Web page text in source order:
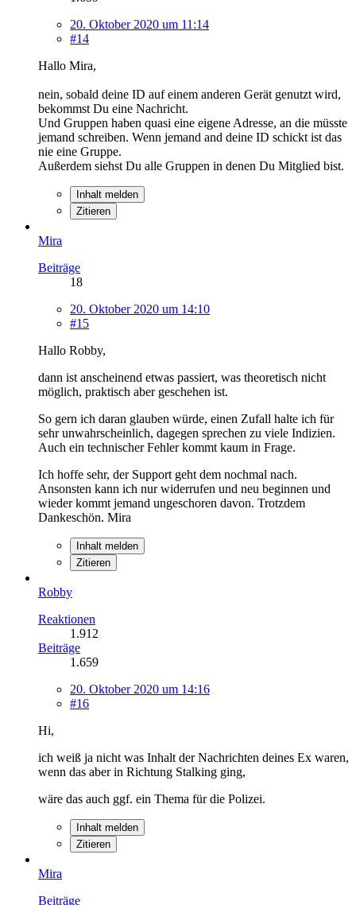
20. Oktober 2020 um 11:14
#14
Hallo Mira,
nein, sobald deine ID auf einem anderen Gerät genutzt wird,
bekommst Du eine Nachricht.
Und Gruppen haben quasi eine eigene Adresse, an die müsste
jemand schreiben. Wenn jemand and deine ID schickt ist das
nie eine Gruppe.
Außerdem siehst Du alle Gruppen in denen Du Mitglied bist.
Inhalt melden
Zitieren
Mira
Beiträge
18
20. Oktober 2020 um 14:10
#15
Hallo Robby,
dann ist anscheinend etwas passiert, was theoretisch nicht
möglich, praktisch aber geschehen ist.
So gern ich daran glauben würde, einen Zufall halte ich für
sehr unwahrscheinlich, dagegen sprechen zu viele Indizien.
Auch ein technischer Fehler kommt kaum in Frage.
Ich hoffe sehr, der Support geht dem nochmal nach.
Ansonsten kann ich nur widerrufen und neu beginnen und
wieder kommt jemand ungeschoren davon. Trotzdem
Dankeschön. Mira
Inhalt melden
Zitieren
Robby
Reaktionen
1.912
Beiträge
1.659
20. Oktober 2020 um 14:16
#16
Hi,
ich weiß ja nicht was Inhalt der Nachrichten deines Ex waren,
wenn das aber in Richtung Stalking ging,
wäre das auch ggf. ein Thema für die Polizei.
Inhalt melden
Zitieren
Mira
Beiträge